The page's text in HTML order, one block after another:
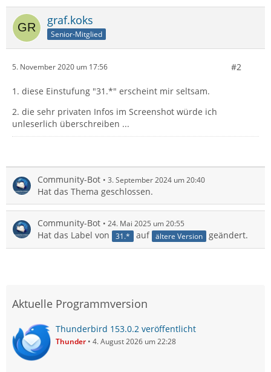
graf.koks
Senior-Mitglied
5. November 2020 um 17:56 #2
1. diese Einstufung "31.*" erscheint mir seltsam.
2. die sehr privaten Infos im Screenshot würde ich
unleserlich überschreiben ...
Community-Bot 3. September 2024 um 20:40
Hat das Thema geschlossen.
Community-Bot 24. Mai 2025 um 20:55
Hat das Label von 31.* auf ältere Version geändert.
Aktuelle Programmversion
Thunderbird 153.0.2 veröffentlicht
Thunder 4. August 2026 um 22:28